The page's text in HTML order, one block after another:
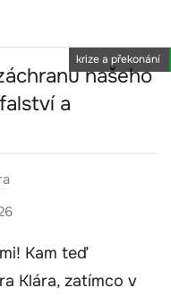
krize a překonání
našeho
a
Kam teď
Klára, zatímco v